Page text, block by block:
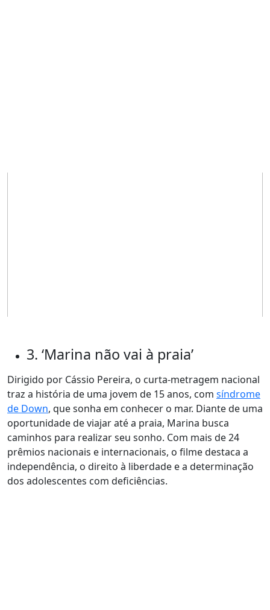
3. ‘Marina não vai à praia’
Dirigido por Cássio Pereira, o curta-metragem nacional
traz a história de uma jovem de 15 anos, com síndrome
de Down, que sonha em conhecer o mar. Diante de uma
oportunidade de viajar até a praia, Marina busca
caminhos para realizar seu sonho. Com mais de 24
prêmios nacionais e internacionais, o filme destaca a
independência, o direito à liberdade e a determinação
dos adolescentes com deficiências.